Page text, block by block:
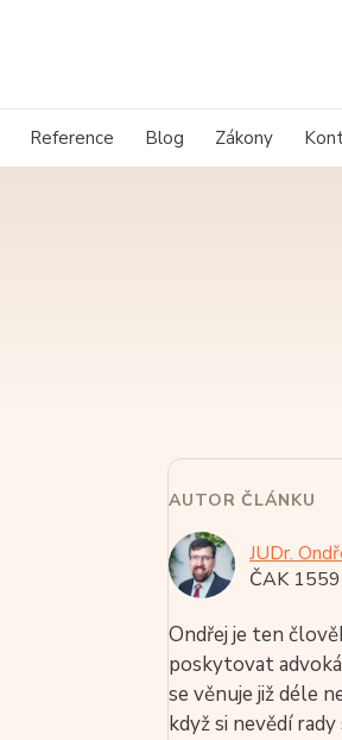
Reference Blog Zákony
AUTOR ČLÁNKU
JUDr.
ČAK
Ondřej je ten
poskytovat
se věnuje již déle
když si nevědí